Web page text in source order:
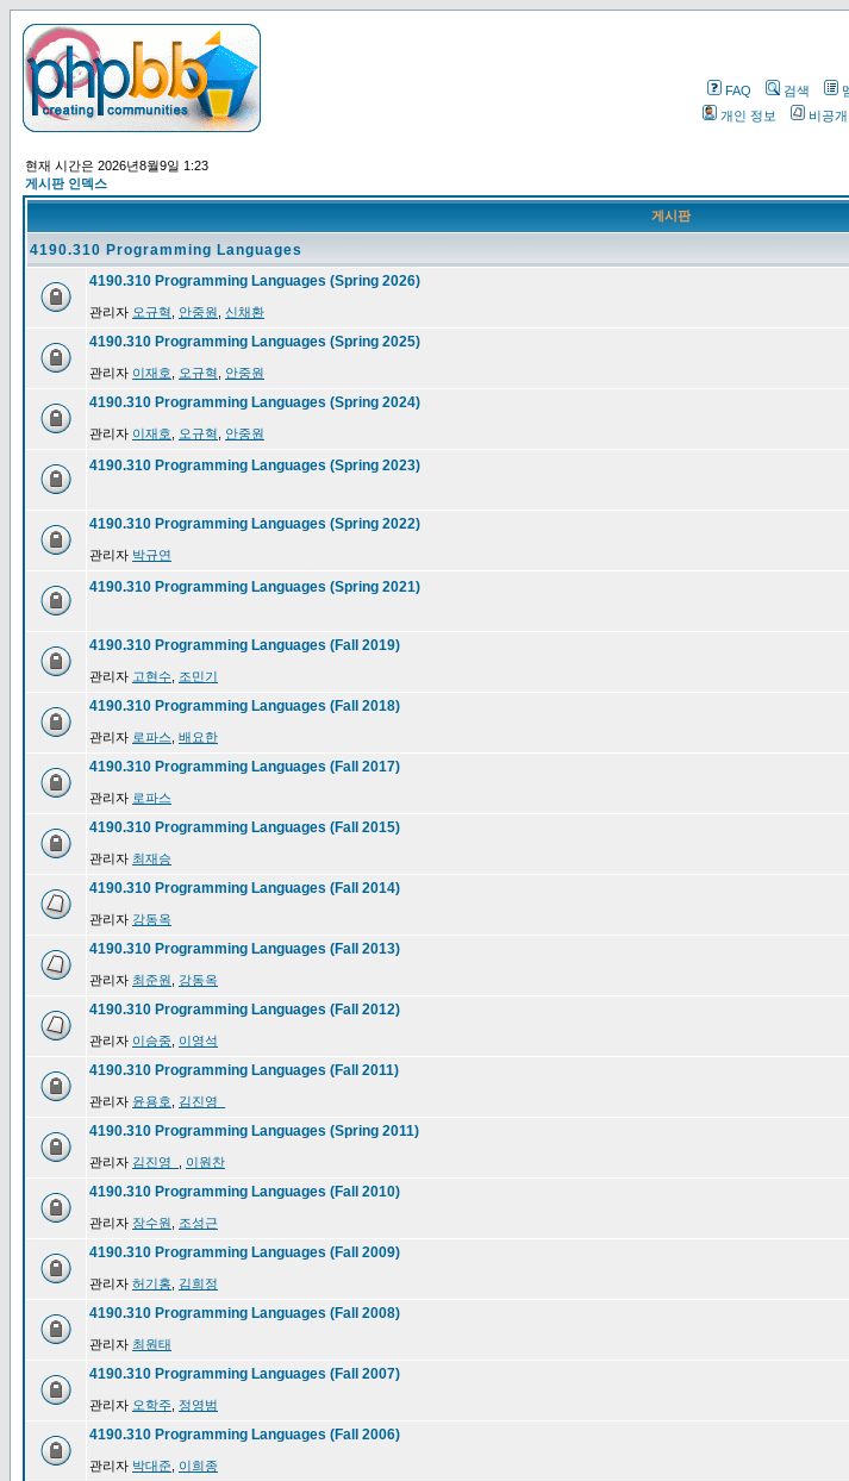
FAQ 검색
개인 정보
비공
현재 시간은 2026년8월9일 1:23
게시판 인덱스
게시판
4190.310 Programming Languages
4190.310 Programming Languages (Spring 2026)
관리자 오규혁 안중원 신채환
4190.310 Programming Languages (Spring 2025)
관리자 이재호 오규혁 안중원
4190.310 Programming Languages (Spring 2024)
관리자 이재호 오규혁 안중원
4190.310 Programming Languages (Spring 2023)
4190.310 Programming Languages (Spring 2022)
관리자 박규연
4190.310 Programming Languages (Spring 2021)
4190.310 Programming Languages (Fall 2019)
관리자 고현수 조민기
4190.310 Programming Languages (Fall 2018)
관리자 로파스 배요한
4190.310 Programming Languages (Fall 2017)
관리자 로파스
4190.310 Programming Languages (Fall 2015)
관리자 최재승
4190.310 Programming Languages (Fall 2014)
관리자 강동옥
4190.310 Programming Languages (Fall 2013)
관리자 최준원 강동옥
4190.310 Programming Languages (Fall 2012)
관리자 이승중 이영석
4190.310 Programming Languages (Fall 2011)
관리자 윤용호 김진영_
4190.310 Programming Languages (Spring 2011)
관리자 김진영_ 이원찬
4190.310 Programming Languages (Fall 2010)
관리자 장수원 조성근
4190.310 Programming Languages (Fall 2009)
관리자 허기홍 김희정
4190.310 Programming Languages (Fall 2008)
관리자 최원태
4190.310 Programming Languages (Fall 2007)
관리자 오학주 정영범
4190.310 Programming Languages (Fall 2006)
관리자 박대준 이희종